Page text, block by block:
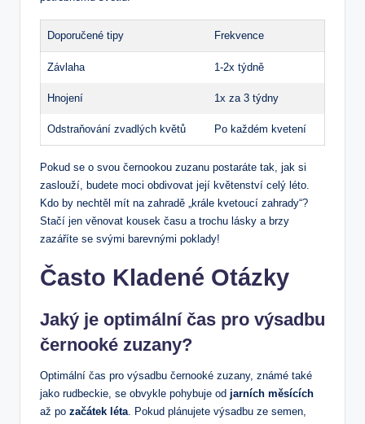
Doporučené tipy Frekvence
Závlaha 1-2x týdně
Hnojení 1x za 3 týdny
Odstraňování zvadlých květů Po každém kvetení
Pokud se o svou černookou zuzanu postaráte tak, jak si
zaslouží, budete moci obdivovat její květenství celý léto.
Kdo by nechtěl mít na zahradě „krále kvetoucí zahrady“?
Stačí jen věnovat kousek času a trochu lásky a brzy
zazáříte se svými barevnými poklady!
Často Kladené Otázky
Jaký je optimální čas pro výsadbu
černooké zuzany?
Optimální čas pro výsadbu černooké zuzany, známé také
jako rudbeckie, se obvykle pohybuje od jarních měsících
až po začátek léta . Pokud plánujete výsadbu ze semen,